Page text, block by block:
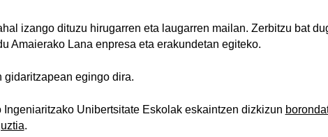
izango dituzu hirugarren eta laugarren mailan. Zerbitzu bat
Amaierako Lana enpresa eta erakundetan egiteko.
gidaritzapean egingo dira.
Ingeniaritzako Unibertsitate Eskolak eskaintzen dizkizun
.